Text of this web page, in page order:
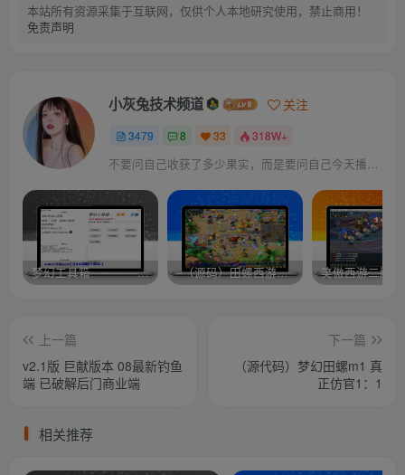
本站所有资源采集于互联网，仅供个人本地研究使用，禁止商用！
免责声明
小灰兔技术频道 关注
3479 8 33 318W+
梦幻工具箱————-免费 –（源码）田螺西游9.0 假人摆摊18门派飞升渡劫化圣助战最新BB谛听…. 笑傲西游二版-
上一篇
v2.1版 巨献版本 08最新钓鱼
端 已破解后门商业端
下一篇
（源代码）梦幻田螺m1 真
正仿官1：1
相关推荐